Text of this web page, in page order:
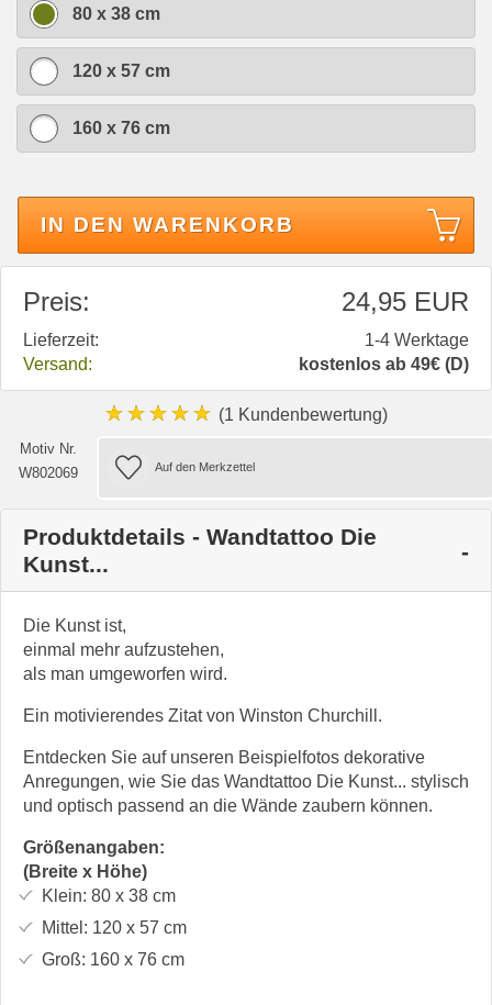
80 x 38 cm
120 x 57 cm
160 x 76 cm
IN DEN WARENKORB
Preis: 24,95 EUR
Lieferzeit:
1-4 Werktage
Versand:
kostenlos ab 49€ (D)
★★★★★ (1 Kundenbewertung)
Motiv Nr.
W802069
Produktdetails - Wandtattoo Die
Kunst...
Die Kunst ist,
einmal mehr aufzustehen,
als man umgeworfen wird.
Ein motivierendes Zitat von Winston Churchill.
Entdecken Sie auf unseren Beispielfotos dekorative
Anregungen, wie Sie das Wandtattoo Die Kunst... stylisch
und optisch passend an die Wände zaubern können.
Größenangaben:
(Breite x Höhe)
Klein: 80 x 38cm
Mittel: 120 x 57 cm
Groß: 160 x 76cm